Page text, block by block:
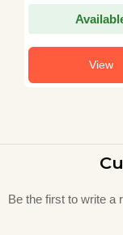
View
Be the first to write a